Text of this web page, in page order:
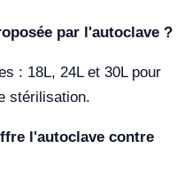
par l'autoclave ?
: 18L, 24L et 30L pour
stérilisation.
l'autoclave contre